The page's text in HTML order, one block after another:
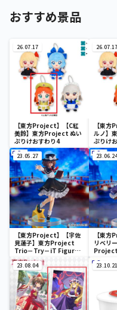
おすすめ景品
26.07.17
【東方Project】【C紅
美鈴】東方Project ぬい
ぷりけおすわり4
26.07.17
【東
ルノ】
ぷりけ
23.05.27
【東方Project】【宇佐
見蓮子】東方Project
Trio－Try－iT Figure
ー秘封倶楽部・宇佐見蓮
子ー
【東
リベリ
エリベ
23.08.04 23.10.21